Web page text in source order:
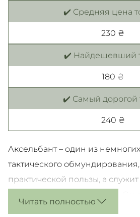
✔️ Средняя цена
230 ₴
✔️ Найдешевший
180 ₴
✔️ Самый дорогой
240 ₴
Аксельбант – один из
тактического
практической пользы, а
Читать полностью